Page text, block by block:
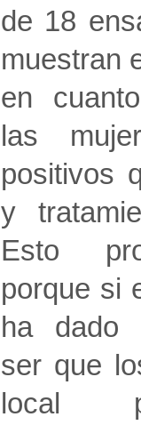
de 18
muestran
en
las
positivos
y
Esto
porque si
ha dado
ser que
local